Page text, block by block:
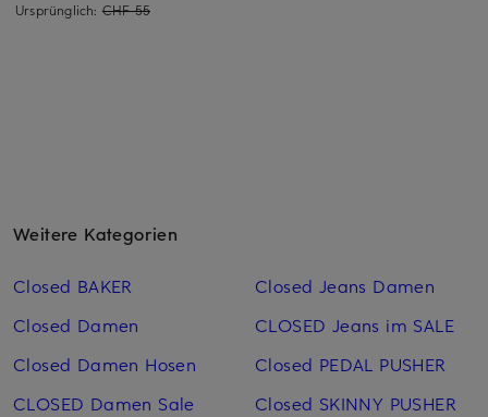
Ursprünglich: CHF 55
Weitere Kategorien
Closed BAKER
Closed Damen
Closed Damen Hosen
CLOSED Damen Sale
Closed Jeans Damen
CLOSED Jeans im SALE
Closed PEDAL PUSHER
Closed SKINNY PUSHER